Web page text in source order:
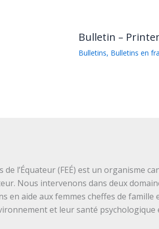
Bulletin –
Bulletins, Bulletins en
l’Équateur (FEÉ) est un organisme
Nous intervenons dans deux
en aide aux femmes cheffes de famille
et leur santé psychologique